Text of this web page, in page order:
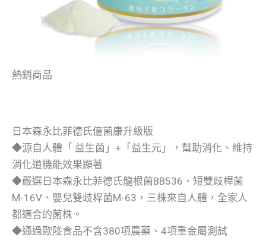
熱銷商品
日本森永比菲德氏億菌康升級版
◆源自人體「 益生菌」+「益生元」，幫助消化、維持
消化道機能效果顯著
◆嚴選日本森永比菲德氏龍根菌BB536、短雙歧桿菌
M-16V、嬰兒雙歧桿菌M-63，三株來自人體，全家人
都適合的菌株。
◆通過歐陸食品不含380項農藥、4項重金屬測試